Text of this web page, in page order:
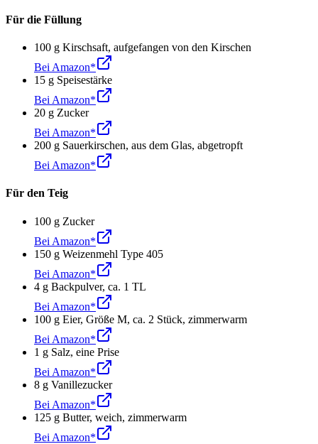
Für die Füllung
100 g Kirschsaft, aufgefangen von den Kirschen
Bei Amazon*
15 g Speisestärke
Bei Amazon*
20 g Zucker
Bei Amazon*
200 g Sauerkirschen, aus dem Glas, abgetropft
Bei Amazon*
Für den Teig
100 g Zucker
Bei Amazon*
150 g Weizenmehl Type 405
Bei Amazon*
4 g Backpulver, ca. 1 TL
Bei Amazon*
100 g Eier, Größe M, ca. 2 Stück, zimmerwarm
Bei Amazon*
1 g Salz, eine Prise
Bei Amazon*
8 g Vanillezucker
Bei Amazon*
125 g Butter, weich, zimmerwarm
Bei Amazon*